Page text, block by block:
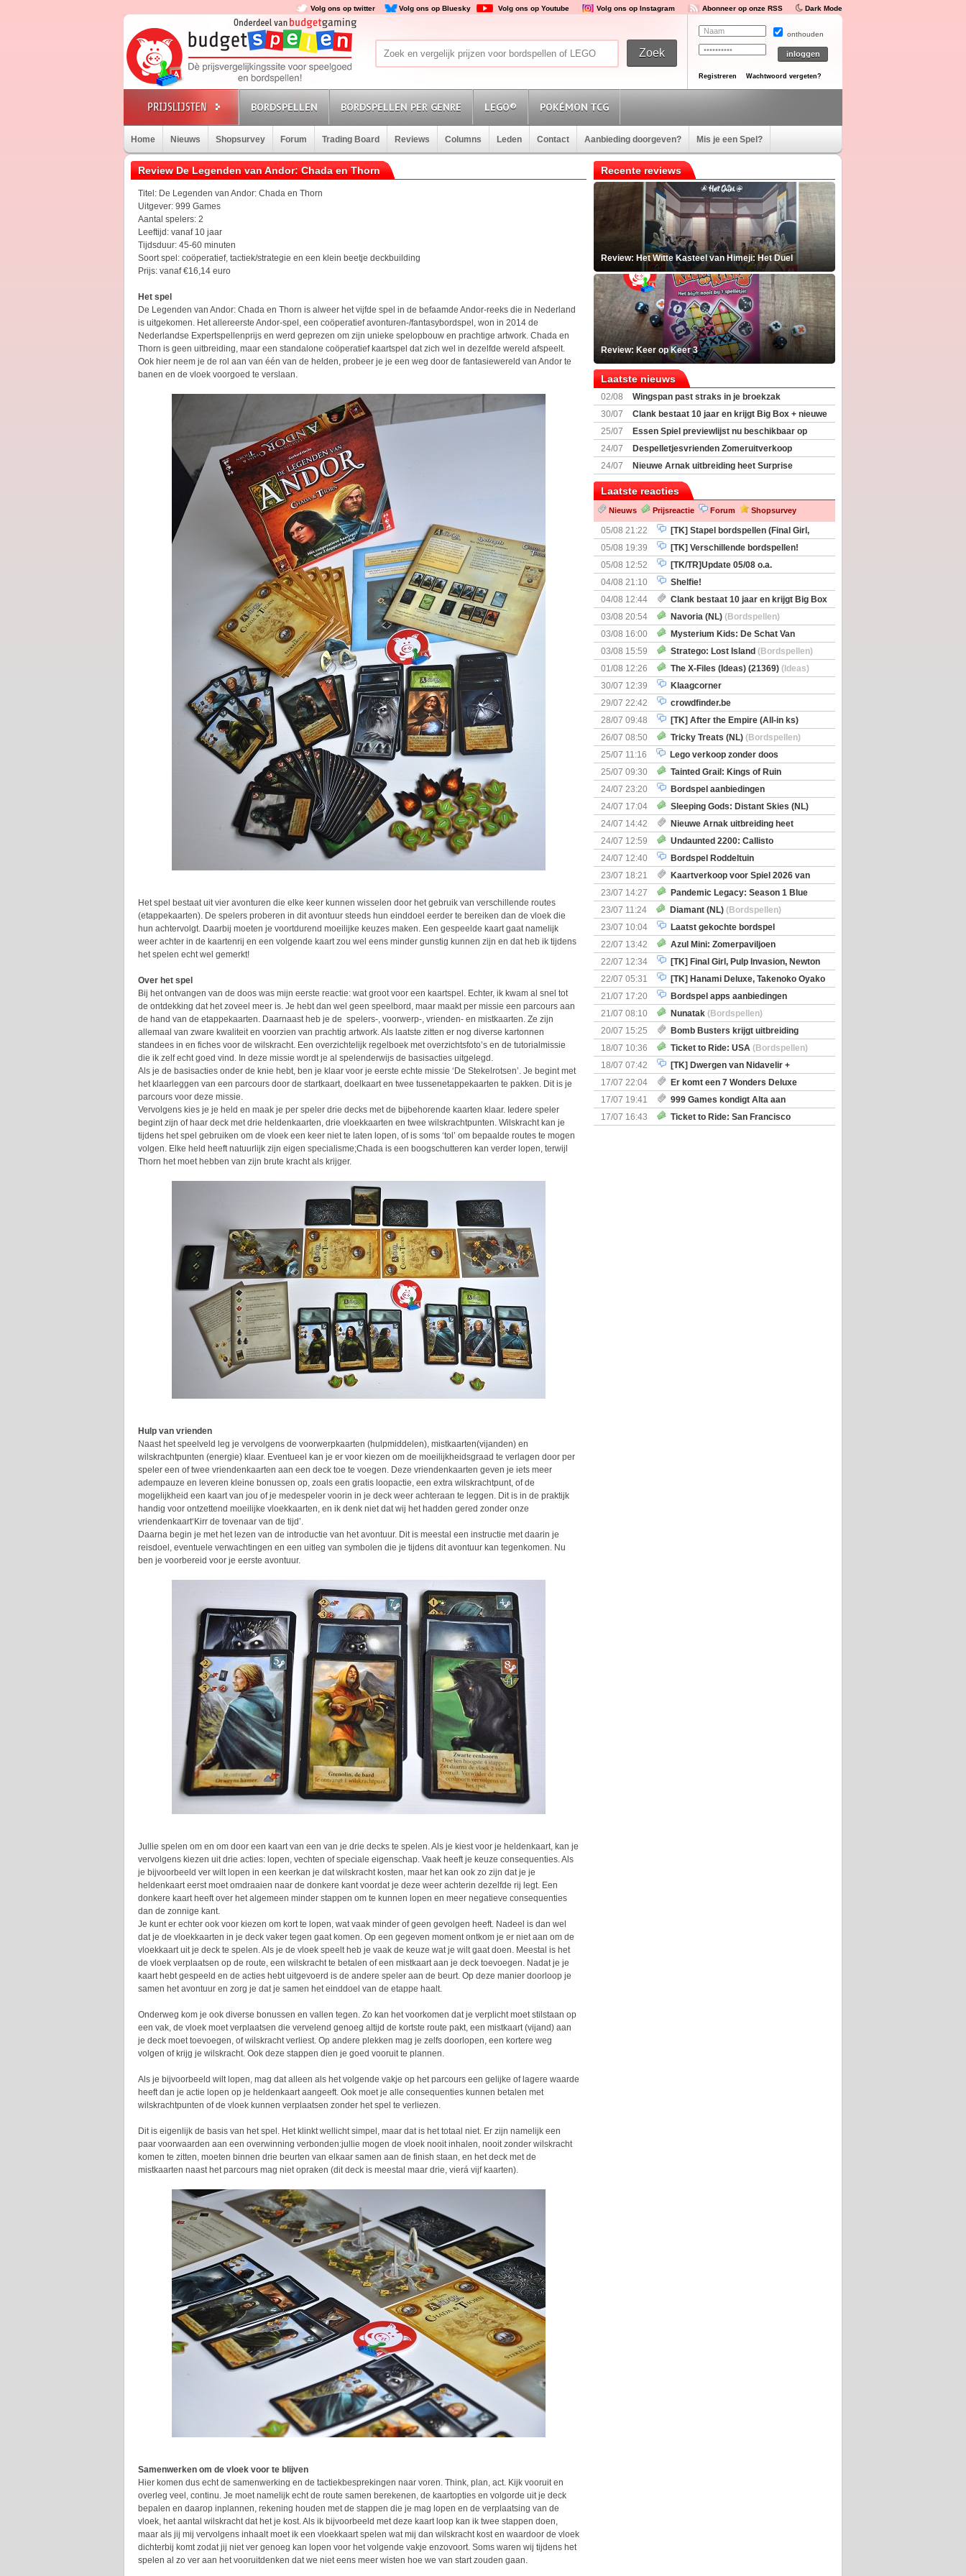
Volg ons op twitter Volg ons op Bluesky Volg ons op Youtube Volg ons op Instagram Abonneer op onze RSS Dark Mode
onthouden
Registreren Wachtwoord vergeten?
BORDSPELLEN BORDSPELLEN PER GENRE LEGO® POKÉMON TCG
Home Nieuws Shopsurvey Forum Trading Board Reviews Columns Leden Contact Aanbieding doorgeven? Mis je een Spel?
Review De Legenden van Andor: Chada en Thorn
Titel: De Legenden van Andor: Chada en Thorn
Uitgever: 999 Games
Aantal spelers: 2
Leeftijd: vanaf 10 jaar
Tijdsduur: 45-60 minuten
Soort spel: coöperatief, tactiek/strategie en een klein beetje deckbuilding
Prijs: vanaf €16,14 euro
Het spel
De Legenden van Andor: Chada en Thorn is alweer het vijfde spel in de befaamde Andor-reeks die in Nederland
is uitgekomen. Het allereerste Andor-spel, een coöperatief avonturen-/fantasybordspel, won in 2014 de
Nederlandse Expertspellenprijs en werd geprezen om zijn unieke spelopbouw en prachtige artwork. Chada en
Thorn is geen uitbreiding, maar een standalone coöperatief kaartspel dat zich wel in dezelfde wereld afspeelt.
Ook hier neem je de rol aan van één van de helden, probeer je je een weg door de fantasiewereld van Andor te
banen en de vloek voorgoed te verslaan.
Het spel bestaat uit vier avonturen die elke keer kunnen wisselen door het gebruik van verschillende routes
(etappekaarten). De spelers proberen in dit avontuur steeds hun einddoel eerder te bereiken dan de vloek die
hun achtervolgt. Daarbij moeten je voortdurend moeilijke keuzes maken. Een gespeelde kaart gaat namelijk
weer achter in de kaartenrij en een volgende kaart zou wel eens minder gunstig kunnen zijn en dat heb ik tijdens
het spelen echt wel gemerkt!
Over het spel
Bij het ontvangen van de doos was mijn eerste reactie: wat groot voor een kaartspel. Echter, ik kwam al snel tot
de ontdekking dat het zoveel meer is. Je hebt dan wel geen speelbord, maar maakt per missie een parcours aan
de hand van de etappekaarten. Daarnaast heb je de spelers-, voorwerp-, vrienden- en mistkaarten. Ze zijn
allemaal van zware kwaliteit en voorzien van prachtig artwork. Als laatste zitten er nog diverse kartonnen
standees in en fiches voor de wilskracht. Een overzichtelijk regelboek met overzichtsfoto’s en de tutorialmissie
die ik zelf echt goed vind. In deze missie wordt je al spelenderwijs de basisacties uitgelegd.
Als je de basisacties onder de knie hebt, ben je klaar voor je eerste echte missie ‘De Stekelrotsen’. Je begint met
het klaarleggen van een parcours door de startkaart, doelkaart en twee tussenetappekaarten te pakken. Dit is je
parcours voor deze missie.
Vervolgens kies je je held en maak je per speler drie decks met de bijbehorende kaarten klaar. Iedere speler
begint zijn of haar deck met drie heldenkaarten, drie vloekkaarten en twee wilskrachtpunten. Wilskracht kan je
tijdens het spel gebruiken om de vloek een keer niet te laten lopen, of is soms ‘tol’ om bepaalde routes te mogen
volgen. Elke held heeft natuurlijk zijn eigen specialisme;Chada is een boogschutteren kan verder lopen, terwijl
Thorn het moet hebben van zijn brute kracht als krijger.
Hulp van vrienden
Naast het speelveld leg je vervolgens de voorwerpkaarten (hulpmiddelen), mistkaarten(vijanden) en
wilskrachtpunten (energie) klaar. Eventueel kan je er voor kiezen om de moeilijkheidsgraad te verlagen door per
speler een of twee vriendenkaarten aan een deck toe te voegen. Deze vriendenkaarten geven je iets meer
adempauze en leveren kleine bonussen op, zoals een gratis loopactie, een extra wilskrachtpunt, of de
mogelijkheid een kaart van jou of je medespeler voorin in je deck weer achteraan te leggen. Dit is in de praktijk
handig voor ontzettend moeilijke vloekkaarten, en ik denk niet dat wij het hadden gered zonder onze
vriendenkaart‘Kirr de tovenaar van de tijd’.
Daarna begin je met het lezen van de introductie van het avontuur. Dit is meestal een instructie met daarin je
reisdoel, eventuele verwachtingen en een uitleg van symbolen die je tijdens dit avontuur kan tegenkomen. Nu
ben je voorbereid voor je eerste avontuur.
Jullie spelen om en om door een kaart van een van je drie decks te spelen. Als je kiest voor je heldenkaart, kan je
vervolgens kiezen uit drie acties: lopen, vechten of speciale eigenschap. Vaak heeft je keuze consequenties. Als
je bijvoorbeeld ver wilt lopen in een keerkan je dat wilskracht kosten, maar het kan ook zo zijn dat je je
heldenkaart eerst moet omdraaien naar de donkere kant voordat je deze weer achterin dezelfde rij legt. Een
donkere kaart heeft over het algemeen minder stappen om te kunnen lopen en meer negatieve consequenties
dan de zonnige kant.
Je kunt er echter ook voor kiezen om kort te lopen, wat vaak minder of geen gevolgen heeft. Nadeel is dan wel
dat je de vloekkaarten in je deck vaker tegen gaat komen. Op een gegeven moment ontkom je er niet aan om de
vloekkaart uit je deck te spelen. Als je de vloek speelt heb je vaak de keuze wat je wilt gaat doen. Meestal is het
de vloek verplaatsen op de route, een wilskracht te betalen of een mistkaart aan je deck toevoegen. Nadat je je
kaart hebt gespeeld en de acties hebt uitgevoerd is de andere speler aan de beurt. Op deze manier doorloop je
samen het avontuur en zorg je dat je samen het einddoel van de etappe haalt.
Onderweg kom je ook diverse bonussen en vallen tegen. Zo kan het voorkomen dat je verplicht moet stilstaan op
een vak, de vloek moet verplaatsen die vervelend genoeg altijd de kortste route pakt, een mistkaart (vijand) aan
je deck moet toevoegen, of wilskracht verliest. Op andere plekken mag je zelfs doorlopen, een kortere weg
volgen of krijg je wilskracht. Ook deze stappen dien je goed vooruit te plannen.
Als je bijvoorbeeld wilt lopen, mag dat alleen als het volgende vakje op het parcours een gelijke of lagere waarde
heeft dan je actie lopen op je heldenkaart aangeeft. Ook moet je alle consequenties kunnen betalen met
wilskrachtpunten of de vloek kunnen verplaatsen zonder het spel te verliezen.
Dit is eigenlijk de basis van het spel. Het klinkt wellicht simpel, maar dat is het totaal niet. Er zijn namelijk een
paar voorwaarden aan een overwinning verbonden:jullie mogen de vloek nooit inhalen, nooit zonder wilskracht
komen te zitten, moeten binnen drie beurten van elkaar samen aan de finish staan, en het deck met de
mistkaarten naast het parcours mag niet opraken (dit deck is meestal maar drie, vierá vijf kaarten).
Samenwerken om de vloek voor te blijven
Hier komen dus echt de samenwerking en de tactiekbesprekingen naar voren. Think, plan, act. Kijk vooruit en
overleg veel, continu. Je moet namelijk echt de route samen berekenen, de kaartopties en volgorde uit je deck
bepalen en daarop inplannen, rekening houden met de stappen die je mag lopen en de verplaatsing van de
vloek, het aantal wilskracht dat het je kost. Als ik bijvoorbeeld met deze kaart loop kan ik twee stappen doen,
maar als jij mij vervolgens inhaalt moet ik een vloekkaart spelen wat mij dan wilskracht kost en waardoor de vloek
dichterbij komt zodat jij niet ver genoeg kan lopen voor het volgende vakje enzovoort. Soms waren wij tijdens het
spelen al zo ver aan het vooruitdenken dat we niet eens meer wisten hoe we van start zouden gaan.
Recente reviews
Review: Het Witte Kasteel van Himeji: Het Duel
Review: Keer op Keer 3
Laatste nieuws
02/08
Wingspan past straks in je broekzak
30/07
Clank bestaat 10 jaar en krijgt Big Box + nieuwe
uitbreiding
25/07
Essen Spiel previewlijst nu beschikbaar op
Boardgamegeek
24/07
Despelletjesvrienden Zomeruitverkoop
weekend van start
24/07
Nieuwe Arnak uitbreiding heet Surprise
Laatste reacties
Nieuws Prijsreactie Forum Shopsurvey
05/08 21:22
[TK] Stapel bordspellen (Final Girl,
Nemesis Retaliation, Zombicide Invader)
05/08 19:39
[TK] Verschillende bordspellen!
05/08 12:52
[TK/TR]Update 05/08 o.a.
Prijsverlagingen, Imperium Horizons, 20 Strong
04/08 21:10
Shelfie!
04/08 12:44
Clank bestaat 10 jaar en krijgt Big Box
+ nieuwe uitbreiding
03/08 20:54 Navoria (NL) (Bordspellen)
03/08 16:00
Mysterium Kids: De Schat Van
Kapitein Boe
(Bordspellen)
03/08 15:59 Stratego: Lost Island (Bordspellen)
01/08 12:26
The X-Files (Ideas) (21369) (Ideas)
30/07 12:39
Klaagcorner
29/07 22:42
crowdfinder.be
28/07 09:48
[TK] After the Empire (All-in ks)
26/07 08:50
Tricky Treats (NL) (Bordspellen)
25/07 11:16
Lego verkoop zonder doos
25/07 09:30
Tainted Grail: Kings of Ruin
Uitbreiding: Wyrd Encounters(Bordspellen)
24/07 23:20
Bordspel aanbiedingen
24/07 17:04
Sleeping Gods: Distant Skies (NL)
(Bordspellen)
24/07 14:42
Nieuwe Arnak uitbreiding heet
Surprise Shipments
24/07 12:59
Undaunted 2200: Callisto
(Bordspellen)
24/07 12:40
Bordspel Roddeltuin
23/07 18:21
Kaartverkoop voor Spiel 2026 van
start
23/07 14:27
Pandemic Legacy: Season 1 Blue
(Bordspellen)
23/07 11:24 Diamant (NL) (Bordspellen)
23/07 10:04
Laatst gekochte bordspel
22/07 13:42
Azul Mini: Zomerpaviljoen
(Bordspellen)
22/07 12:34
[TK] Final Girl, Pulp Invasion, Newton
& Great Discoveries
22/07 05:31
[TK] Hanami Deluxe, Takenoko Oyako
bigbox
21/07 17:20
Bordspel apps aanbiedingen
21/07 08:10
Nunatak (Bordspellen)
20/07 15:25
Bomb Busters krijgt uitbreiding
genaamd Pro Kit
18/07 10:36 Ticket to Ride: USA (Bordspellen)
18/07 07:42
[TK] Dwergen van Nidavelir +
Sherlock Holmes Consulting Detective
17/07 22:04
Er komt een 7 Wonders Deluxe
Monsterbox
17/07 19:41
999 Games kondigt Alta aan
17/07 16:43
Ticket to Ride: San Francisco